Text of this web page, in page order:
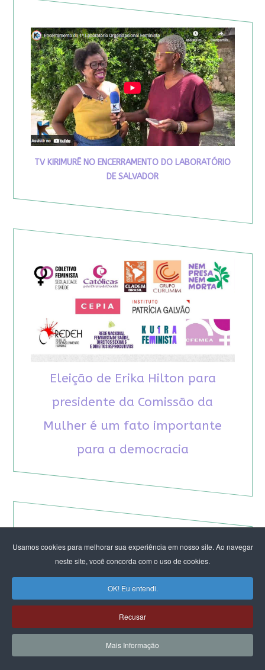
Usamos cookies para melhorar sua experiência em nosso site. Ao navegar
neste site, você concorda com o uso de cookies.
OK! Eu entendi.
Recusar
Mais Informação
TV KIRIMURÊ NO ENCERRAMENTO DO LABORATÓRIO
DE SALVADOR
Eleição de Erika Hilton para
presidente da Comissão da
Mulher é um fato importante
para a democracia
RECOMENDAMOS A LEITURA
antirracismo são indissociáveis na luta
anticapitalista
Rap transfeminista radical argentino na FLIPEI
Quem tem medo dos corpos trans?
Projetos de proteção às mulheres travados no
Congresso ameaçam a democracia